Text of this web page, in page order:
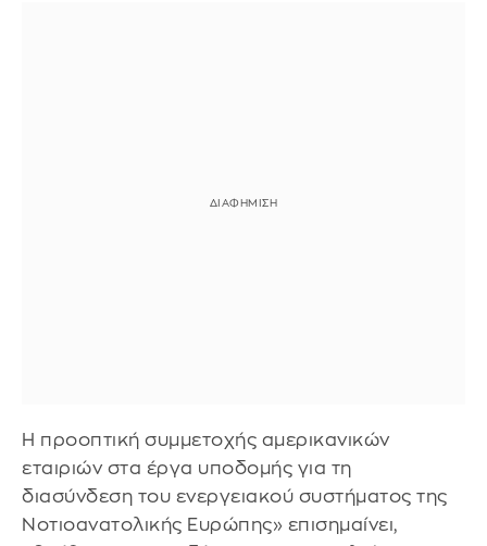
Η προοπτική συμμετοχής αμερικανικών
εταιριών στα έργα υποδομής για τη
διασύνδεση του ενεργειακού συστήματος της
Νοτιοανατολικής Ευρώπης» επισημαίνει,